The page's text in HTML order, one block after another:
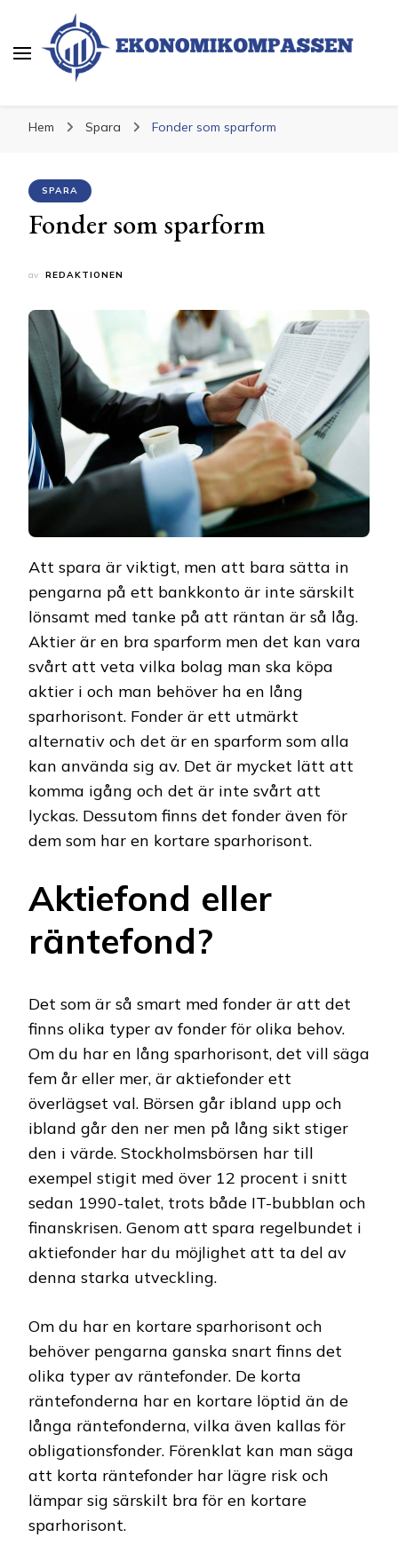
Hem Spara Fonder som sparform
SPARA
Fonder som sparform
av REDAKTIONEN
Att spara är viktigt, men att bara sätta in
pengarna på ett bankkonto är inte särskilt
lönsamt med tanke på att räntan är så låg.
Aktier är en bra sparform men det kan vara
svårt att veta vilka bolag man ska köpa
aktier i och man behöver ha en lång
sparhorisont. Fonder är ett utmärkt
alternativ och det är en sparform som alla
kan använda sig av. Det är mycket lätt att
komma igång och det är inte svårt att
lyckas. Dessutom finns det fonder även för
dem som har en kortare sparhorisont.
Aktiefond eller
räntefond?
Det som är så smart med fonder är att det
finns olika typer av fonder för olika behov.
Om du har en lång sparhorisont, det vill säga
fem år eller mer, är aktiefonder ett
överlägset val. Börsen går ibland upp och
ibland går den ner men på lång sikt stiger
den i värde. Stockholmsbörsen har till
exempel stigit med över 12 procent i snitt
sedan 1990-talet, trots både IT-bubblan och
finanskrisen. Genom att spara regelbundet i
aktiefonder har du möjlighet att ta del av
denna starka utveckling.
Om du har en kortare sparhorisont och
behöver pengarna ganska snart finns det
olika typer av räntefonder. De korta
räntefonderna har en kortare löptid än de
långa räntefonderna, vilka även kallas för
obligationsfonder. Förenklat kan man säga
att korta räntefonder har lägre risk och
lämpar sig särskilt bra för en kortare
sparhorisont.